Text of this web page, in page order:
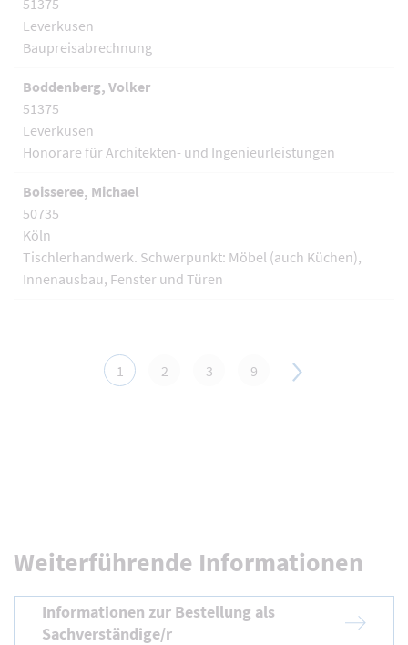
51375
Leverkusen
Baupreisabrechnung
Boddenberg, Volker
51375
Leverkusen
Honorare für Architekten- und Ingenieurleistungen
Boisseree, Michael
50735
Köln
Tischlerhandwerk. Schwerpunkt: Möbel (auch Küchen),
Innenausbau, Fenster und Türen
1 2 3 9
Weiterführende Informationen
Informationen zur Bestellung als
Sachverständige/r